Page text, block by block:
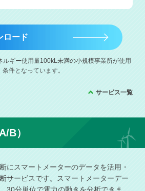
ロード
ギー使用量100kL未満の小規模事業所が使用
条件となっています。
サービス一覧
B）
にスマートメーターのデータを活用・
サービスです。
スマートメーターデー